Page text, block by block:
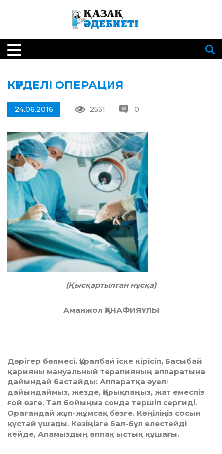
КҮРДЕЛІ ОПЕРАЦИЯ
24.06.2016 2551 0
(Қысқартылған нұсқа)
Аманжол ҚАНАФИЯҰЛЫ
Дәрігер бөлмесі. Құралбай іске кірісіп, Басыбай
қарияны мануальный терапияның аппаратына
дайындай бастайды: Аппаратқа әуелі
дайындаймыз, жезде, Қорықпаңыз, жат емеспіз
ғой өзге. Тал бойыңыз сонда тершіп сергиді.
Орағандай жұп-жұмсақ бөзге. Көңіліңіз сосын
құстай ұшады. Көзіңізге бал-бұл елестейді
кейде, Апамыздың аппақ ыстық құшағы.